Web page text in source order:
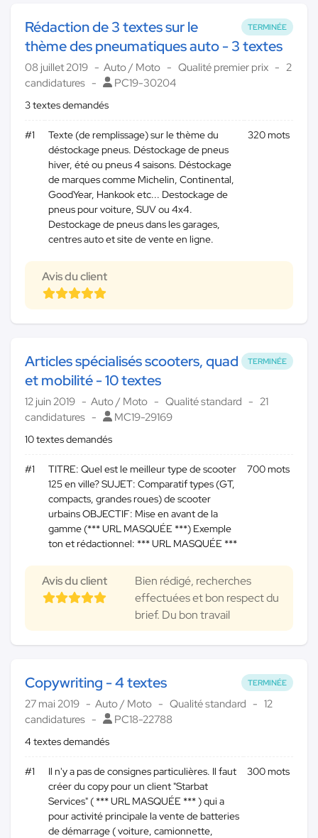
TERMINÉE
Rédaction de 3 textes sur le
thème des pneumatiques auto - 3 textes
08 juillet 2019 Auto / Moto Qualité premier prix
2
candidatures
PC19-30204
3 textes demandés
#1
Texte (de remplissage) sur le thème du
déstockage pneus. Déstockage de pneus
hiver, été ou pneus 4 saisons. Déstockage
de marques comme Michelin, Continental,
GoodYear, Hankook etc... Destockage de
pneus pour voiture, SUV ou 4x4.
Destockage de pneus dans les garages,
centres auto et site de vente en ligne.
320 mots
Avis du client
TERMINÉE
Articles spécialisés scooters, quad
et mobilité - 10 textes
12 juin 2019 Auto / Moto Qualité standard
21
candidatures
MC19-29169
10 textes demandés
#1
TITRE: Quel est le meilleur type de scooter
125 en ville? SUJET: Comparatif types (GT,
compacts, grandes roues) de scooter
urbains OBJECTIF: Mise en avant de la
gamme (*** URL MASQUÉE ***) Exemple
ton et rédactionnel: *** URL MASQUÉE ***
700 mots
Avis du client
Bien rédigé, recherches
effectuées et bon respect du
brief. Du bon travail
TERMINÉE
Copywriting - 4 textes
27 mai 2019 Auto / Moto Qualité standard
12
candidatures
PC18-22788
4 textes demandés
#1
Il n'y a pas de consignes particulières. Il faut
créer du copy pour un client "Starbat
Services" ( *** URL MASQUÉE *** ) qui a
pour activité principale la vente de batteries
de démarrage ( voiture, camionnette,
300 mots